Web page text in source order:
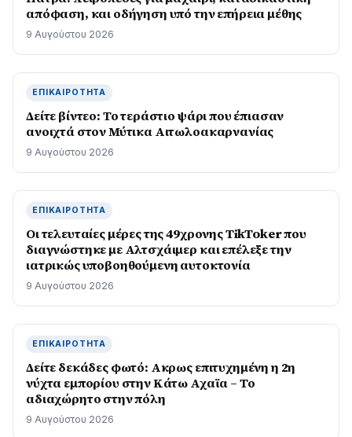
απόφαση, και οδήγηση υπό την επήρεια μέθης
9 Αυγούστου 2026
ΕΠΙΚΑΙΡΌΤΗΤΑ
Δείτε βίντεο: Το τεράστιο ψάρι που έπιασαν
ανοιχτά στον Μύτικα Αιτωλοακαρνανίας
9 Αυγούστου 2026
ΕΠΙΚΑΙΡΌΤΗΤΑ
Οι τελευταίες μέρες της 49χρονης TikToker που
διαγνώστηκε με Αλτσχάιμερ και επέλεξε την
ιατρικώς υποβοηθούμενη αυτοκτονία
9 Αυγούστου 2026
ΕΠΙΚΑΙΡΌΤΗΤΑ
Δείτε δεκάδες φωτό: Ακρως επιτυχημένη η 2η
νύχτα εμπορίου στην Κάτω Αχαϊα – Το
αδιαχώρητο στην πόλη
9 Αυγούστου 2026